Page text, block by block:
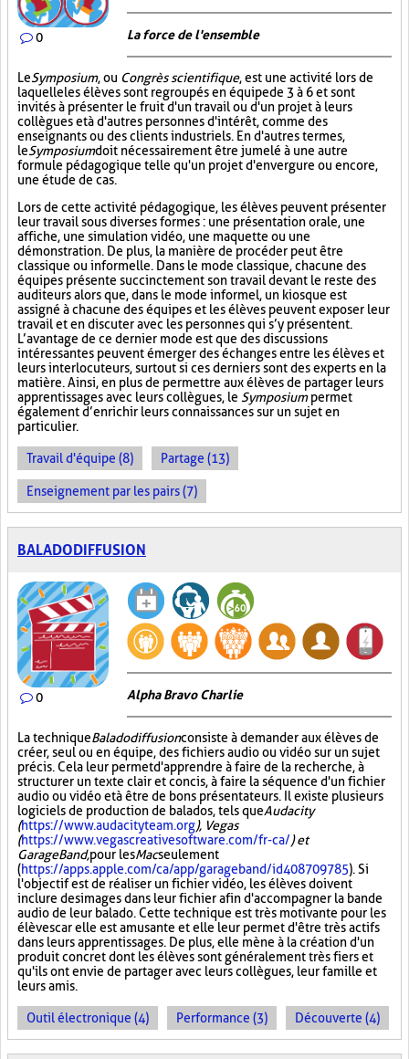
0 La force de l'ensemble
LeSymposium, ou Congrès scientifique, est une activité lors de
laquelle les élèves sont regroupés en équipe de 3 à 6 et sont
invités à présenter le fruit d'un travail ou d'un projet à leurs
collègues et à d'autres personnes d'intérêt, comme des
enseignants ou des clients industriels. En d'autres termes,
leSymposiumdoit nécessairement être jumelé à une autre
formule pédagogique telle qu'un projet d'envergure ou encore,
une étude de cas.
Lors de cette activité pédagogique, les élèves peuvent présenter
leur travail sous diverses formes : une présentation orale, une
affiche, une simulation vidéo, une maquette ou une
démonstration. De plus, la manière de procéder peut être
classique ou informelle. Dans le mode classique, chacune des
équipes présente succinctement son travail devant le reste des
auditeurs alors que, dans le mode informel, un kiosque est
assigné à chacune des équipes et les élèves peuvent exposer leur
travail et en discuter avec les personnes qui s’y présentent.
L’avantage de ce dernier mode est que des discussions
intéressantes peuvent émerger des échanges entre les élèves et
leurs interlocuteurs, surtout si ces derniers sont des experts en la
matière. Ainsi, en plus de permettre aux élèves de partager leurs
apprentissages avec leurs collègues, le Symposiumpermet
également d’enrichir leurs connaissances sur un sujet en
particulier.
Travail d'équipe (8) Partage (13)
Enseignement par les pairs (7)
BALADODIFFUSION
0 Alpha Bravo Charlie
La techniqueBaladodiffusionconsiste à demander aux élèves de
créer, seul ou en équipe, des fichiers audio ou vidéo sur un sujet
précis. Cela leur permet d'apprendre à faire de la recherche, à
structurer un texte clair et concis, à faire la séquence d'un fichier
audio ou vidéo et à être de bons présentateurs. Il existe plusieurs
logiciels de production de balados, tels queAudacity
(https://www.audacityteam.org), Vegas
(https://www.vegascreativesoftware.com/fr-ca/) et
GarageBand,pour lesMacseulement
(https://apps.apple.com/ca/app/garageband/id408709785). Si
l'objectif est de réaliser un fichier vidéo, les élèves doivent
inclure des images dans leur fichier afin d'accompagner la bande
audio de leur balado. Cette technique est très motivante pour les
élèves car elle est amusante et elle leur permet d'être très actifs
dans leurs apprentissages. De plus, elle mène à la création d'un
produit concret dont les élèves sont généralement très fiers et
qu'ils ont envie de partager avec leurs collègues, leur famille et
leurs amis.
Outil électronique (4) Performance (3) Découverte (4)